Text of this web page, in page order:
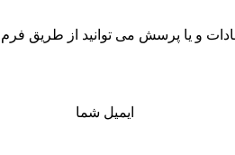
و یا پرسش می توانید از طریق فرم
ایمیل شما